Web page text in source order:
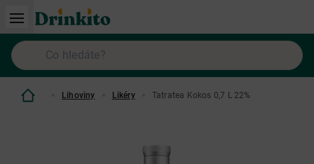
Lihoviny Likéry Tatratea Kokos 0,7 L 22%